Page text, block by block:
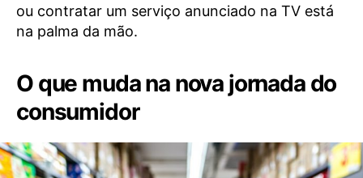
ou contratar um serviço anunciado na TV está
na palma da mão.
O que muda na nova jornada do
consumidor